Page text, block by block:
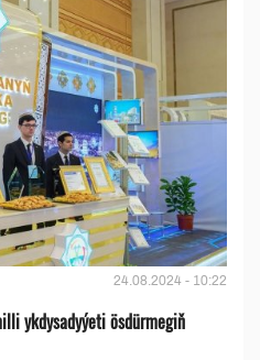
24.08.2024 - 10:22
ykdysadyýeti ösdürmegiň